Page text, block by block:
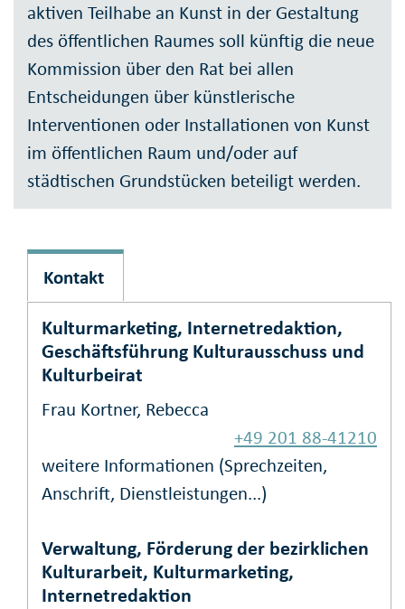
aktiven Teilhabe an Kunst in der Gestaltung
des öffentlichen Raumes soll künftig die neue
Kommission über den Rat bei allen
Entscheidungen über künstlerische
Interventionen oder Installationen von Kunst
im öffentlichen Raum und/oder auf
städtischen Grundstücken beteiligt werden.
Kontakt
Kulturmarketing, Internetredaktion,
Geschäftsführung Kulturausschuss und
Kulturbeirat
Frau Kortner, Rebecca
+49 201 88-41210
weitere Informationen (Sprechzeiten,
Anschrift, Dienstleistungen...)
Verwaltung, Förderung der bezirklichen
Kulturarbeit, Kulturmarketing,
Internetredaktion